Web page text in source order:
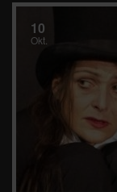
10
Okt.